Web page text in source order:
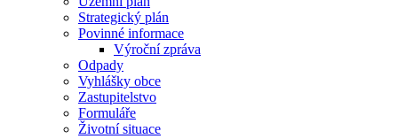
Strategický plán
Povinné informace
Výroční zpráva
Odpady
Vyhlášky obce
Zastupitelstvo
Formuláře
Životní situace